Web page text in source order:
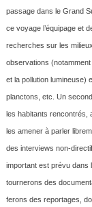
passage dans le Grand
ce voyage l’équipage et
recherches sur les
observations
et la pollution lumineuse)
planctons, etc. Un
les habitants rencontrés,
les amener à parler
des interviews non-
important est prévu dans
tournerons des
ferons des reportages,